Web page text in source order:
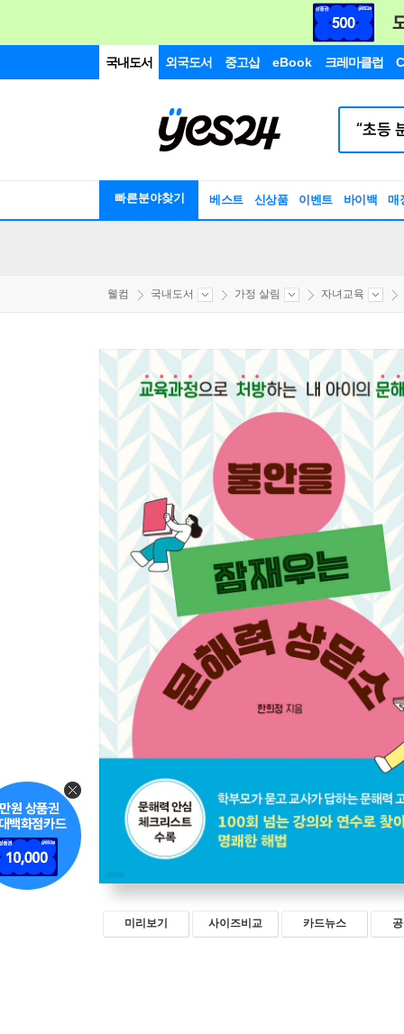
국내도서 외국도서 중고샵 eBook 크레마클럽
빠른분야찾기 베스트 신상품 이벤트 바이백 매
웰컴 국내도서 가정 살림 자녀교육
미리보기 사이즈비교 카드뉴스